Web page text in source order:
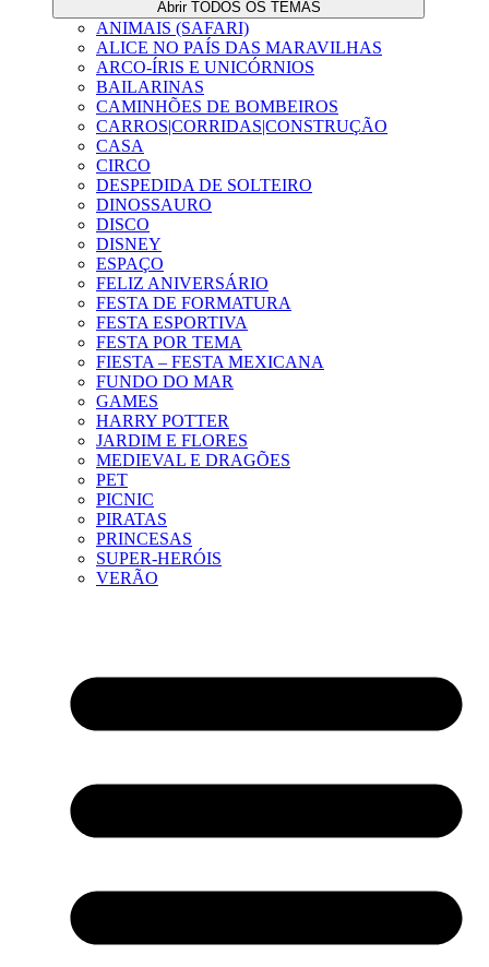
Abrir TODOS OS TEMAS
ANIMAIS (SAFARI)
ALICE NO PAÍS DAS MARAVILHAS
ARCO-ÍRIS E UNICÓRNIOS
BAILARINAS
CAMINHÕES DE BOMBEIROS
CARROS|CORRIDAS|CONSTRUÇÃO
CASA
CIRCO
DESPEDIDA DE SOLTEIRO
DINOSSAURO
DISCO
DISNEY
ESPAÇO
FELIZ ANIVERSÁRIO
FESTA DE FORMATURA
FESTA ESPORTIVA
FESTA POR TEMA
FIESTA – FESTA MEXICANA
FUNDO DO MAR
GAMES
HARRY POTTER
JARDIM E FLORES
MEDIEVAL E DRAGÕES
PET
PICNIC
PIRATAS
PRINCESAS
SUPER-HERÓIS
VERÃO